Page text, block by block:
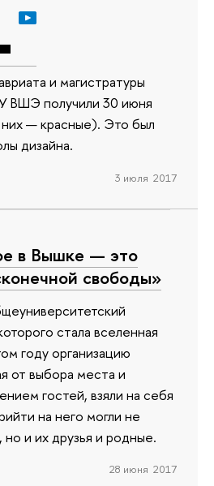
и магистратуры
ВШЭ получили 30 июня
— красные). Это был
дизайна.
3 июля 2017
в Вышке — это
свободы»
стала вселенная
году организацию
от выбора места и
гостей, взяли на себя
на него могли не
но и их друзья и родные.
28 июня 2017